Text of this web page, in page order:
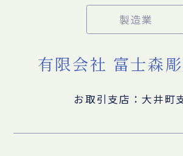
製造業
有限会社 富士森
お取引支店：大井町